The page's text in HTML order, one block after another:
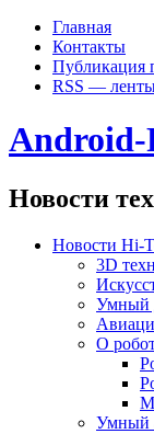
Главная
Контакты
Публикация
RSS —
Android-
Новости
Новости Hi-
3D
Умный
О
Умный